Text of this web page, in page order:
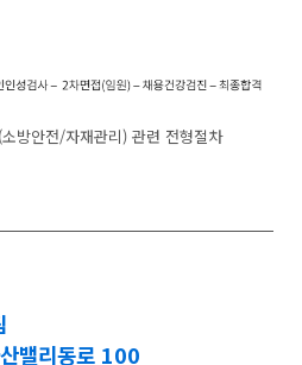
방안전/자재관리) 관련 전형절차
밸리동로 100